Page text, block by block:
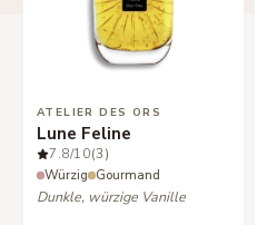
ATELIER DES ORS
Lune Feline
7.8/10(3)
Würzig Gourmand
Dunkle, würzige Vanille